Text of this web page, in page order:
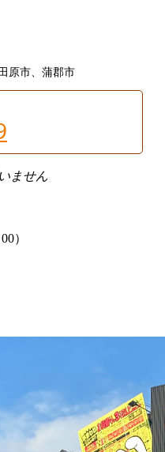
原市、蒲郡市
ません
）